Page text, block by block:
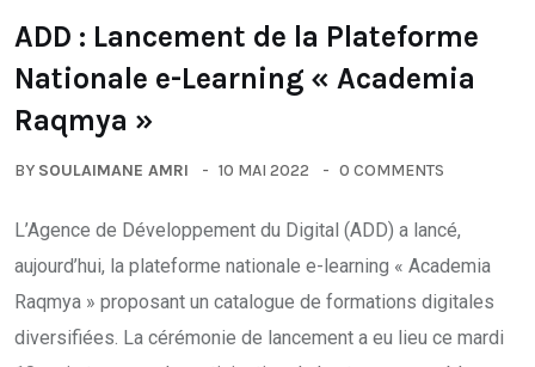
ADD : Lancement de la Plateforme
Nationale e-Learning « Academia
Raqmya »
BY SOULAIMANE AMRI 10 MAI 2022 0 COMMENTS
L’Agence de Développement du Digital (ADD) a lancé,
aujourd’hui, la plateforme nationale e-learning « Academia
Raqmya » proposant un catalogue de formations digitales
diversifiées. La cérémonie de lancement a eu lieu ce mardi